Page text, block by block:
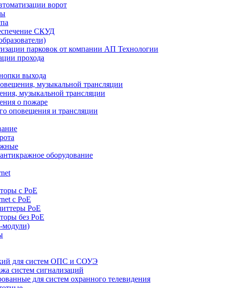
ворот
СКУД
парковок от компании АП Технологии
прохода
выхода
музыкальной трансляции
музыкальной трансляции
о пожаре
оповещения и трансляции
оборудование
с РоЕ
с PoE
РоЕ
без РоЕ
модули)
для систем ОПС и СОУЭ
систем сигнализаций
для систем охранного телевидения